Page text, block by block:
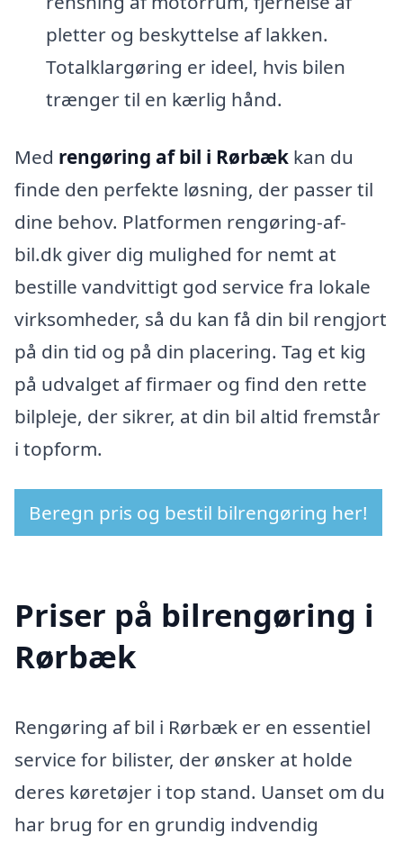
pletter og beskyttelse af lakken.
Totalklargøring er ideel, hvis bilen
trænger til en kærlig hånd.
Med rengøring af bil i Rørbæk kan du
finde den perfekte løsning, der passer til
dine behov. Platformen rengøring-af-
bil.dk giver dig mulighed for nemt at
bestille vandvittigt god service fra lokale
virksomheder, så du kan få din bil rengjort
på din tid og på din placering. Tag et kig
på udvalget af firmaer og find den rette
bilpleje, der sikrer, at din bil altid fremstår
i topform.
Beregn pris og bestil bilrengøring her!
Priser på bilrengøring i
Rørbæk
Rengøring af bil i Rørbæk er en essentiel
service for bilister, der ønsker at holde
deres køretøjer i top stand. Uanset om du
har brug for en grundig indvendig